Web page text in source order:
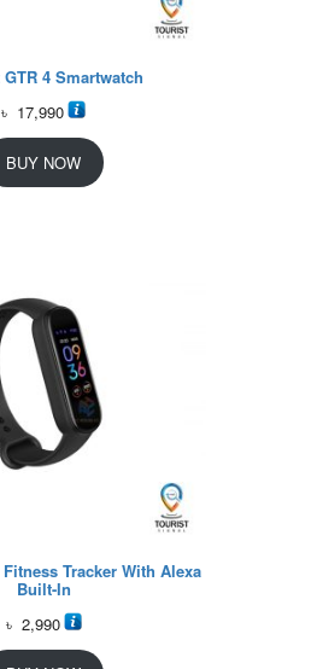
4 Smartwatch
৳ 17,990
BUY NOW
Tracker With Alexa
Built-In
৳ 2,990